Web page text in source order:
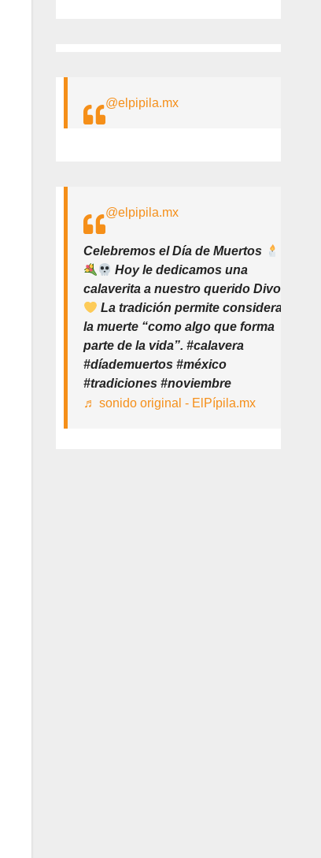
@elpipila.mx
@elpipila.mx
Celebremos el Día de Muertos
Hoy le dedicamos una
calaverita a nuestro querido Divo
La tradición permite considerar
la muerte “como algo que forma
parte de la vida”. #calavera
#díademuertos #méxico
#tradiciones #noviembre
♬ sonido original - ElPípila.mx